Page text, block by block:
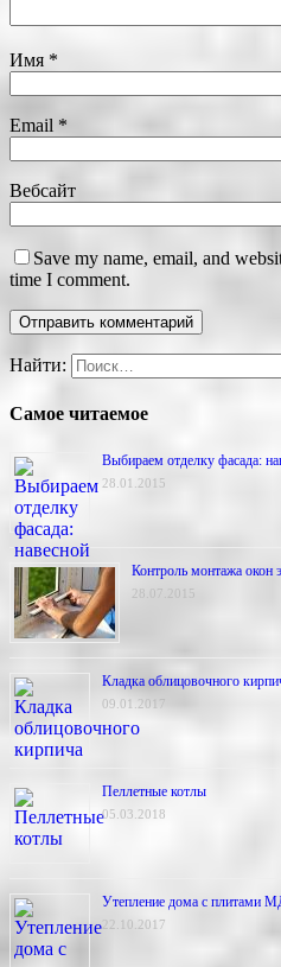
Имя *
Email *
Вебсайт
Save my name, email, and
time I comment.
Найти:
Самое читаемое
Выбираем отделку фасада:
28.01.2015
Контроль монтажа окон
28.07.2015
Кладка облицовочного
09.01.2017
Пеллетные котлы
05.03.2018
Утепление дома с плитами
22.10.2017